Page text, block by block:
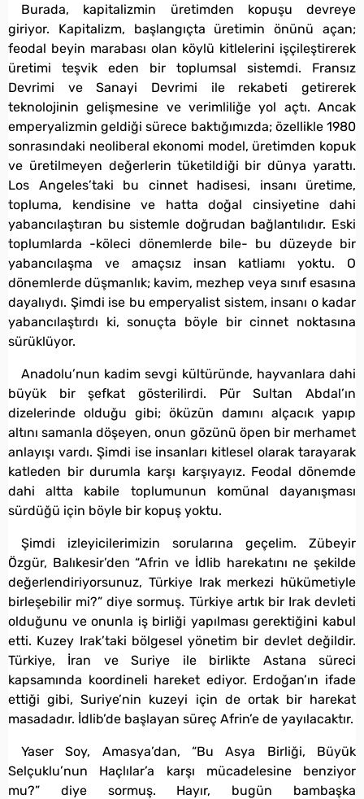
Burada, kapitalizmin üretimden kopuşu devreye
giriyor. Kapitalizm, başlangıçta üretimin önünü açan;
feodal beyin marabası olan köylü kitlelerini işçileştirerek
üretimi teşvik eden bir toplumsal sistemdi. Fransız
Devrimi ve Sanayi Devrimi ile rekabeti getirerek
teknolojinin gelişmesine ve verimliliğe yol açtı. Ancak
emperyalizmin geldiği sürece baktığımızda; özellikle 1980
sonrasındaki neoliberal ekonomi model, üretimden kopuk
ve üretilmeyen değerlerin tüketildiği bir dünya yarattı.
Los Angeles’taki bu cinnet hadisesi, insanı üretime,
topluma, kendisine ve hatta doğal cinsiyetine dahi
yabancılaştıran bu sistemle doğrudan bağlantılıdır. Eski
toplumlarda -köleci dönemlerde bile- bu düzeyde bir
yabancılaşma ve amaçsız insan katliamı yoktu. O
dönemlerde düşmanlık; kavim, mezhep veya sınıf esasına
dayalıydı. Şimdi ise bu emperyalist sistem, insanı o kadar
yabancılaştırdı ki, sonuçta böyle bir cinnet noktasına
sürüklüyor.
Anadolu’nun kadim sevgi kültüründe, hayvanlara dahi
büyük bir şefkat gösterilirdi. Pür Sultan Abdal’ın
dizelerinde olduğu gibi; öküzün damını alçacık yapıp
altını samanla döşeyen, onun gözünü öpen bir merhamet
anlayışı vardı. Şimdi ise insanları kitlesel olarak tarayarak
katleden bir durumla karşı karşıyayız. Feodal dönemde
dahi altta kabile toplumunun komünal dayanışması
sürdüğü için böyle bir kopuş yoktu.
Şimdi izleyicilerimizin sorularına geçelim. Zübeyir
Özgür, Balıkesir’den “Afrin ve İdlib harekatını ne şekilde
değerlendiriyorsunuz, Türkiye Irak merkezi hükümetiyle
birleşebilir mi?” diye sormuş. Türkiye artık bir Irak devleti
olduğunu ve onunla iş birliği yapılması gerektiğini kabul
etti. Kuzey Irak’taki bölgesel yönetim bir devlet değildir.
Türkiye, İran ve Suriye ile birlikte Astana süreci
kapsamında koordineli hareket ediyor. Erdoğan’ın ifade
ettiği gibi, Suriye’nin kuzeyi için de ortak bir harekat
masadadır. İdlib’de başlayan süreç Afrin’e de yayılacaktır.
Yaser Soy, Amasya’dan, “Bu Asya Birliği, Büyük
Selçuklu’nun Haçlılar’a karşı mücadelesine benziyor
mu?” diye sormuş. Hayır, bugün bambaşka